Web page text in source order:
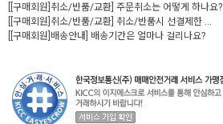
[[구매회원]취소/반품/교환] 주문취소는 어떻게 하나요?
[[구매회원]취소/반품/교환] 취소/반품시 선결제한 ...
[[구매회원]배송안내] 배송기간은 얼마나 걸리나요?